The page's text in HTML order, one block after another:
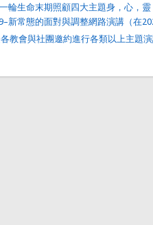
輪生命末期照顧四大主題身，心，
新常態的面對與調整網路演講（在
教會與社團邀約進行各類以上主題演